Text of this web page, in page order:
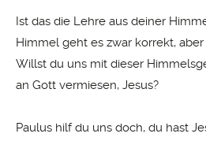
Ist das die Lehre aus deiner
Himmel geht es zwar korrekt,
Willst du uns mit dieser
an Gott vermiesen, Jesus?
Paulus hilf du uns doch, du hast